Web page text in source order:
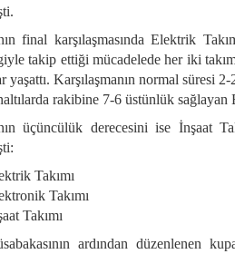
final karşılaşmasında Elektrik
takip ettiği mücadelede her iki
yaşattı. Karşılaşmanın normal süresi
rakibine 7-6 üstünlük sağlayan
üçüncülük derecesini ise İnşaat
Takımı
Takımı
Takımı
ardından düzenlenen